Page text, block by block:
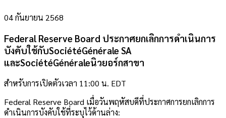
04 กันยายน 2568
Federal Reserve Board ประกาศยกเลิกการดำเนินการ
บังคับใช้กับSociétéGénérale SA
และSociétéGénéraleนิวยอร์กสาขา
สำหรับการเปิดตัวเวลา 11:00 น. EDT
Federal Reserve Board เมื่อวันพฤหัสบดีที่ประกาศการยกเลิกการ
ดำเนินการบังคับใช้ที่ระบุไว้ด้านล่าง: